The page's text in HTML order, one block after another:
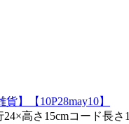
】【10P28may10】
高さ15cmコード長